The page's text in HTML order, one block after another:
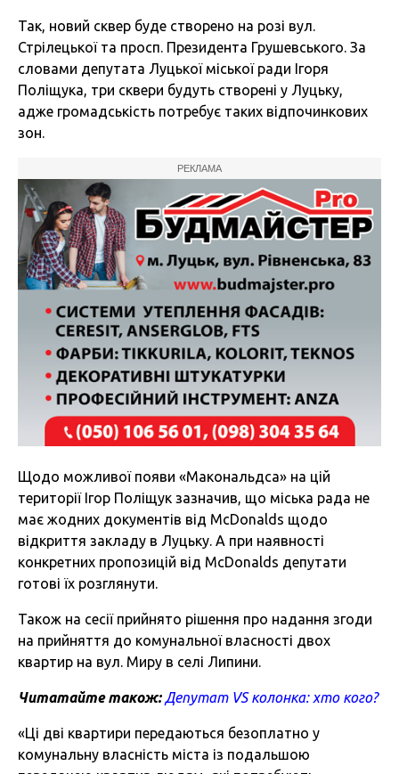
Так, новий сквер буде створено на розі вул.
Стрілецької та просп. Президента Грушевського. За
словами депутата Луцької міської ради Ігоря
Поліщука, три сквери будуть створені у Луцьку,
адже громадськість потребує таких відпочинкових
зон.
РЕКЛАМА
Щодо можливої появи «Макональдса» на цій
території Ігор Поліщук зазначив, що міська рада не
має жодних документів від McDonalds щодо
відкриття закладу в Луцьку. А при наявності
конкретних пропозицій від McDonalds депутати
готові їх розглянути.
Також на сесії прийнято рішення про надання згоди
на прийняття до комунальної власності двох
квартир на вул. Миру в селі Липини.
Читатайте також:Депутат VS колонка: хто кого?
«Ці дві квартири передаються безоплатно у
комунальну власність міста із подальшою